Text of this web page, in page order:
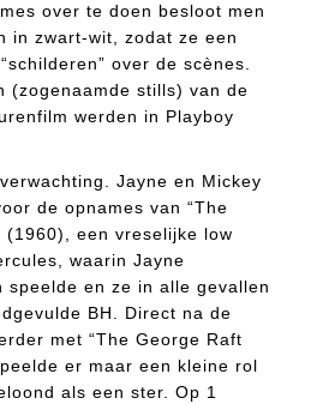
over te doen besloot men
in zwart-wit, zodat ze een
over de scènes.
(zogenaamde stills) van de
werden in Playboy
Jayne en Mickey
de opnames van “The
(1960), een vreselijke low
waarin Jayne
speelde en ze in alle gevallen
BH. Direct na de
met “The George Raft
er maar een kleine rol
als een ster. Op 1